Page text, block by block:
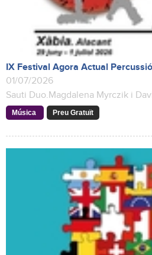
IX Festival Agora Actual
01/07/2026
Sauti Duo.Magdalena Myrczik i
Música Preu Gratuït